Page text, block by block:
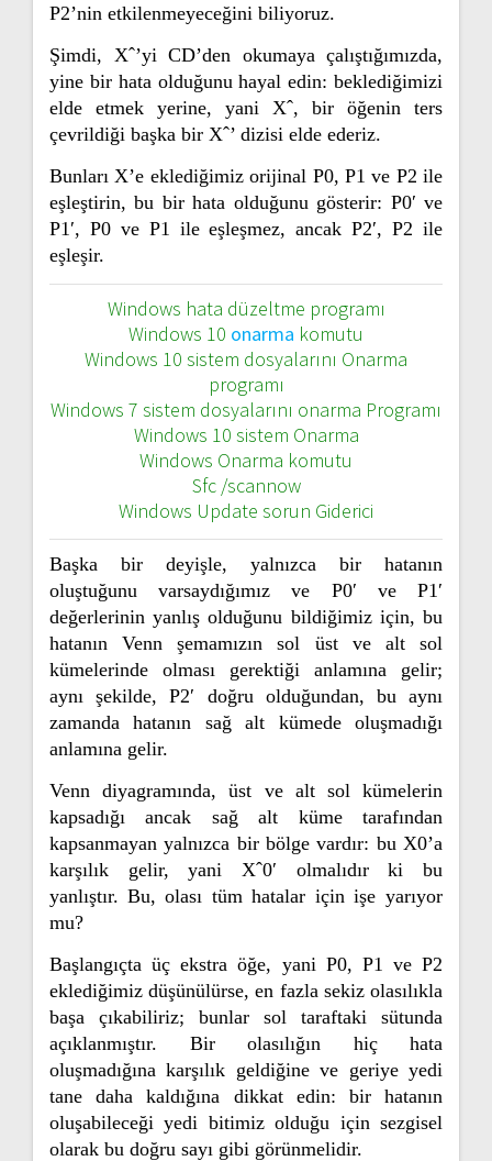
P2’nin etkilenmeyeceğini biliyoruz.
Şimdi, Xˆ’yi CD’den okumaya çalıştığımızda,
yine bir hata olduğunu hayal edin: beklediğimizi
elde etmek yerine, yani Xˆ, bir öğenin ters
çevrildiği başka bir Xˆ’ dizisi elde ederiz.
Bunları X’e eklediğimiz orijinal P0, P1 ve P2 ile
eşleştirin, bu bir hata olduğunu gösterir: P0′ ve
P1′, P0 ve P1 ile eşleşmez, ancak P2′, P2 ile
eşleşir.
Windows hata düzeltme programı
Windows 10 onarma komutu
Windows 10 sistem dosyalarını Onarma
programı
Windows 7 sistem dosyalarını onarma Programı
Windows 10 sistem Onarma
Windows Onarma komutu
Sfc /scannow
Windows Update sorun Giderici
Başka bir deyişle, yalnızca bir hatanın
oluştuğunu varsaydığımız ve P0′ ve P1′
değerlerinin yanlış olduğunu bildiğimiz için, bu
hatanın Venn şemamızın sol üst ve alt sol
kümelerinde olması gerektiği anlamına gelir;
aynı şekilde, P2′ doğru olduğundan, bu aynı
zamanda hatanın sağ alt kümede oluşmadığı
anlamına gelir.
Venn diyagramında, üst ve alt sol kümelerin
kapsadığı ancak sağ alt küme tarafından
kapsanmayan yalnızca bir bölge vardır: bu X0’a
karşılık gelir, yani Xˆ0′ olmalıdır ki bu
yanlıştır. Bu, olası tüm hatalar için işe yarıyor
mu?
Başlangıçta üç ekstra öğe, yani P0, P1 ve P2
eklediğimiz düşünülürse, en fazla sekiz olasılıkla
başa çıkabiliriz; bunlar sol taraftaki sütunda
açıklanmıştır. Bir olasılığın hiç hata
oluşmadığına karşılık geldiğine ve geriye yedi
tane daha kaldığına dikkat edin: bir hatanın
oluşabileceği yedi bitimiz olduğu için sezgisel
olarak bu doğru sayı gibi görünmelidir.